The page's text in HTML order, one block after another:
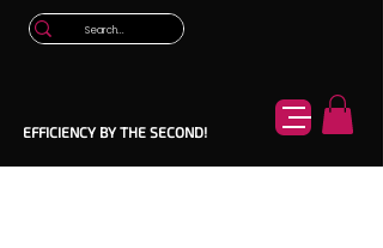
EFFICIENCY BY THE SECOND!